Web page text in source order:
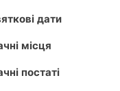
дати
місця
постаті